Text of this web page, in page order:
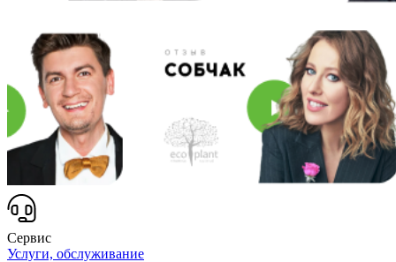
Сервис
Услуги, обслуживание